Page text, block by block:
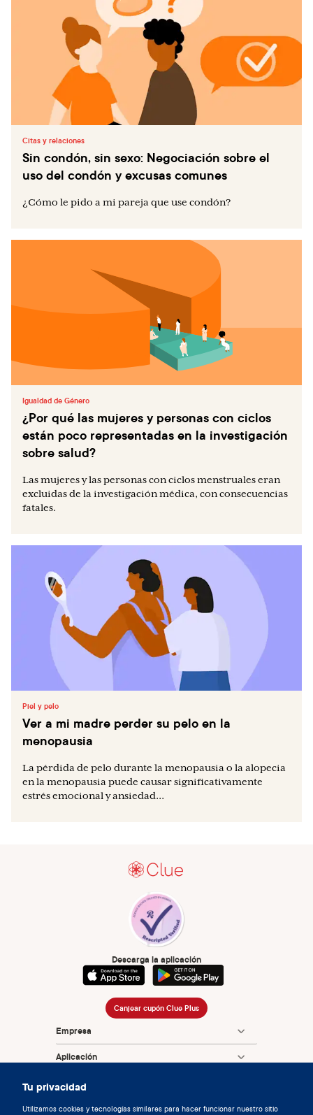
Tu privacidad
Utilizamos cookies y tecnologías similares para hacer funcionar nuestro sitio
Citas y relaciones
Sin condón, sin sexo: Negociación sobre el
uso del condón y excusas comunes
¿Cómo le pido a mi pareja que use condón?
Igualdad de Género
¿Por qué las mujeres y personas con ciclos
están poco representadas en la investigación
sobre salud?
Las mujeres y las personas con ciclos menstruales eran
excluidas de la investigación médica, con consecuencias
fatales.
Piel y pelo
Ver a mi madre perder su pelo en la
menopausia
La pérdida de pelo durante la menopausia o la alopecia
en la menopausia puede causar significativamente
estrés emocional y ansiedad...
Descarga la aplicación
Canjear cupón Clue Plus
Empresa
Aplicación
Enciclopedia
Información